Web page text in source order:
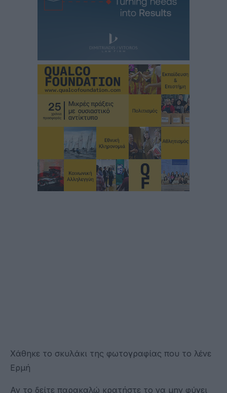
Χάθηκε το σκυλάκι της φωτογραφίας που το λένε
Ερμή
Αν το δείτε παρακαλώ κρατήστε το να μην φύγει